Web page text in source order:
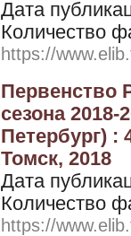
Дата
Количество
https://
Первенство
сезона 2018-
Петербург) :
Томск, 2018
Дата
Количество
https://